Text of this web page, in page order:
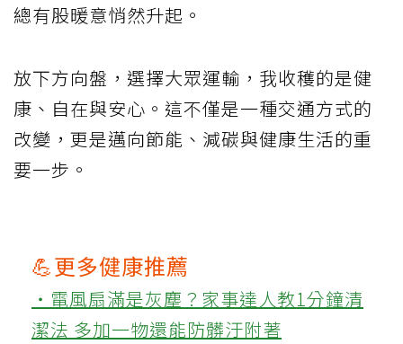
總有股暖意悄然升起。
放下方向盤，選擇大眾運輸，我收穫的是健
康、自在與安心。這不僅是一種交通方式的
改變，更是邁向節能、減碳與健康生活的重
要一步。
💪更多健康推薦
‧電風扇滿是灰塵？家事達人教1分鐘清
潔法 多加一物還能防髒汙附著